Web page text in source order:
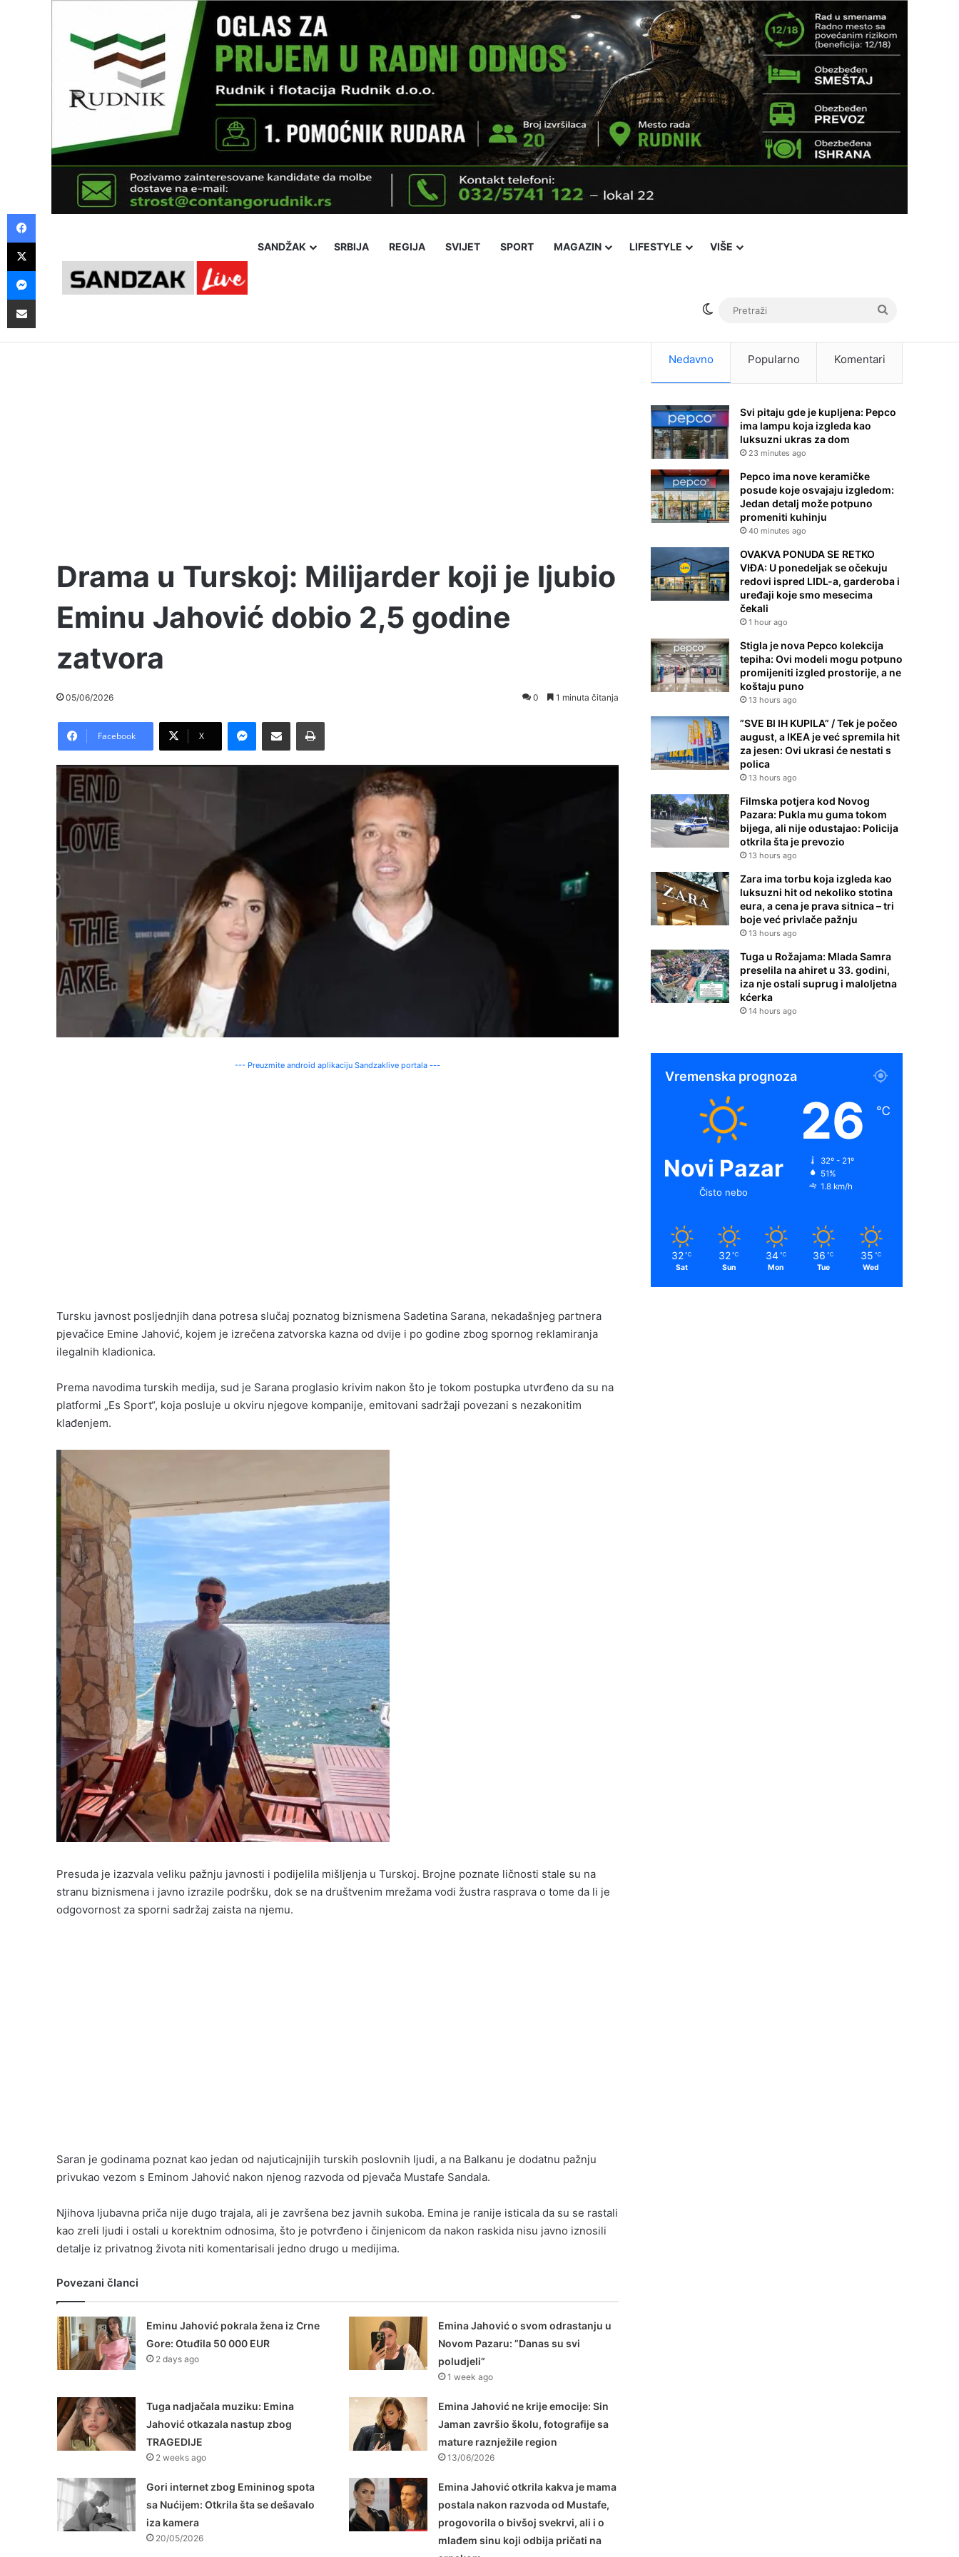
SANDŽAK SRBIJA REGIJA SVIJET SPORT MAGAZIN LIFESTYLE VIŠE
Switch skin
Saturday, 8 August 2026 Politika
Drama u Turskoj: Milijarder koji je ljubio
Eminu Jahović dobio 2,5 godine
zatvora
05/06/2026 0 1 minuta čitanja
Facebook X
Messenger
Pošalji preko E-Maila Printaj
--- Preuzmite android aplikaciju Sandzaklive portala ---
Tursku javnost posljednjih dana potresa slučaj poznatog biznismena Sadetina Sarana, nekadašnjeg partnera
pjevačice Emine Jahović, kojem je izrečena zatvorska kazna od dvije i po godine zbog spornog reklamiranja
ilegalnih kladionica.
Prema navodima turskih medija, sud je Sarana proglasio krivim nakon što je tokom postupka utvrđeno da su na
platformi „Es Sport“, koja posluje u okviru njegove kompanije, emitovani sadržaji povezani s nezakonitim
klađenjem.
Presuda je izazvala veliku pažnju javnosti i podijelila mišljenja u Turskoj. Brojne poznate ličnosti stale su na
stranu biznismena i javno izrazile podršku, dok se na društvenim mrežama vodi žustra rasprava o tome da li je
odgovornost za sporni sadržaj zaista na njemu.
Saran je godinama poznat kao jedan od najuticajnijih turskih poslovnih ljudi, a na Balkanu je dodatnu pažnju
privukao vezom s Eminom Jahović nakon njenog razvoda od pjevača Mustafe Sandala.
Njihova ljubavna priča nije dugo trajala, ali je završena bez javnih sukoba. Emina je ranije isticala da su se rastali
kao zreli ljudi i ostali u korektnim odnosima, što je potvrđeno i činjenicom da nakon raskida nisu javno iznosili
detalje iz privatnog života niti komentarisali jedno drugo u medijima.
Povezani članci
Eminu Jahović pokrala žena iz Crne
Gore: Otuđila 50 000 EUR
2 days ago
Emina Jahović o svom odrastanju u
Novom Pazaru: ”Danas su svi
poludjeli”
1 week ago
Tuga nadjačala muziku: Emina
Jahović otkazala nastup zbog
TRAGEDIJE
2 weeks ago
Emina Jahović ne krije emocije: Sin
Jaman završio školu, fotografije sa
mature raznježile region
13/06/2026
Gori internet zbog Emininog spota
sa Nućijem: Otkrila šta se dešavalo
iza kamera
20/05/2026
Emina Jahović otkrila kakva je mama
postala nakon razvoda od Mustafe,
progovorila o bivšoj svekrvi, ali i o
mlađem sinu koji odbija pričati na
Nedavno Popularno Komentari
Svi pitaju gde je kupljena: Pepco
ima lampu koja izgleda kao
luksuzni ukras za dom
23 minutes ago
Pepco ima nove keramičke
posude koje osvajaju izgledom:
Jedan detalj može potpuno
promeniti kuhinju
40 minutes ago
OVAKVA PONUDA SE RETKO
VIĐA: U ponedeljak se očekuju
redovi ispred LIDL-a, garderoba i
uređaji koje smo mesecima
čekali
1 hour ago
Stigla je nova Pepco kolekcija
tepiha: Ovi modeli mogu potpuno
promijeniti izgled prostorije, a ne
koštaju puno
13 hours ago
”SVE BI IH KUPILA” / Tek je počeo
august, a IKEA je već spremila hit
za jesen: Ovi ukrasi će nestati s
polica
13 hours ago
Filmska potjera kod Novog
Pazara: Pukla mu guma tokom
bijega, ali nije odustajao: Policija
otkrila šta je prevozio
13 hours ago
Zara ima torbu koja izgleda kao
luksuzni hit od nekoliko stotina
eura, a cena je prava sitnica – tri
boje već privlače pažnju
13 hours ago
Tuga u Rožajama: Mlada Samra
preselila na ahiret u 33. godini,
iza nje ostali suprug i maloljetna
kćerka
14 hours ago
Vremenska prognoza
Novi Pazar
Čisto nebo
26 ℃
32º - 21º
51%
1.8 km/h
32 ℃
Sat
32 ℃
Sun
34 ℃
Mon
36 ℃
Tue
35 ℃
Wed
Facebook
X
Messenger
Pošalji preko E-Maila